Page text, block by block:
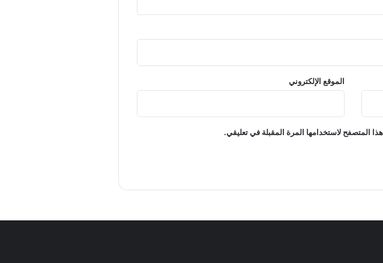
الموقع الإلكتروني
المتصفح لاستخدامها المرة المقبلة في تعليقي.